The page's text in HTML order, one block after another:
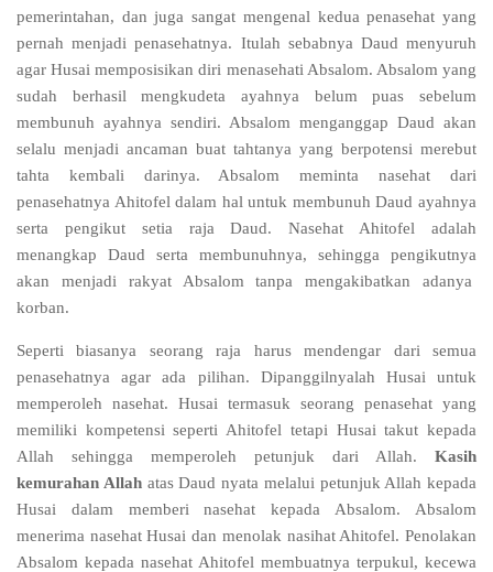
pemerintahan, dan juga sangat mengenal kedua penasehat yang
pernah menjadi penasehatnya. Itulah sebabnya Daud menyuruh
agar Husai memposisikan diri menasehati Absalom. Absalom yang
sudah berhasil mengkudeta ayahnya belum puas sebelum
membunuh ayahnya sendiri. Absalom menganggap Daud akan
selalu menjadi ancaman buat tahtanya yang berpotensi merebut
tahta kembali darinya. Absalom meminta nasehat dari
penasehatnya Ahitofel dalam hal untuk membunuh Daud ayahnya
serta pengikut setia raja Daud. Nasehat Ahitofel adalah
menangkap Daud serta membunuhnya, sehingga pengikutnya
akan menjadi rakyat Absalom tanpa mengakibatkan adanya
korban.
Seperti biasanya seorang raja harus mendengar dari semua
penasehatnya agar ada pilihan. Dipanggilnyalah Husai untuk
memperoleh nasehat. Husai termasuk seorang penasehat yang
memiliki kompetensi seperti Ahitofel tetapi Husai takut kepada
Allah sehingga memperoleh petunjuk dari Allah. Kasih
kemurahan Allahatas Daud nyata melalui petunjuk Allah kepada
Husai dalam memberi nasehat kepada Absalom. Absalom
menerima nasehat Husai dan menolak nasihat Ahitofel. Penolakan
Absalom kepada nasehat Ahitofel membuatnya terpukul, kecewa